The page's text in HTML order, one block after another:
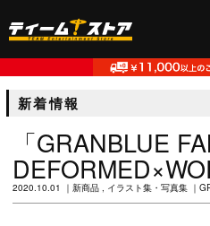
新着情報
「GRANBLUE
2020.10.01 新商品 イラスト集・写真集